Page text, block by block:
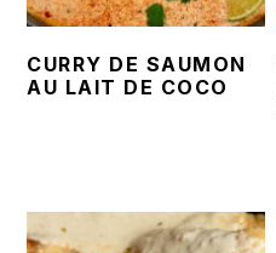
CURRY DE SAUMON
AU LAIT DE COCO